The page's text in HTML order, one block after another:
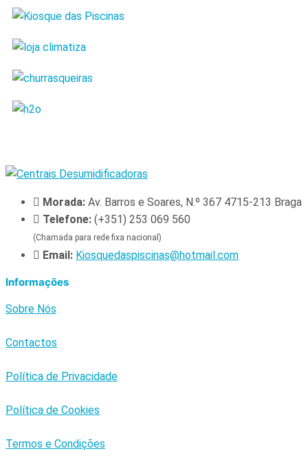
Morada: Av. Barros e Soares, N.º 367 4715-213 Braga
Telefone: (+351) 253 069 560
(Chamada para rede fixa nacional)
Email: Kiosquedaspiscinas@hotmail.com
Informações
Sobre Nós
Contactos
Política de Privacidade
Política de Cookies
Termos e Condições